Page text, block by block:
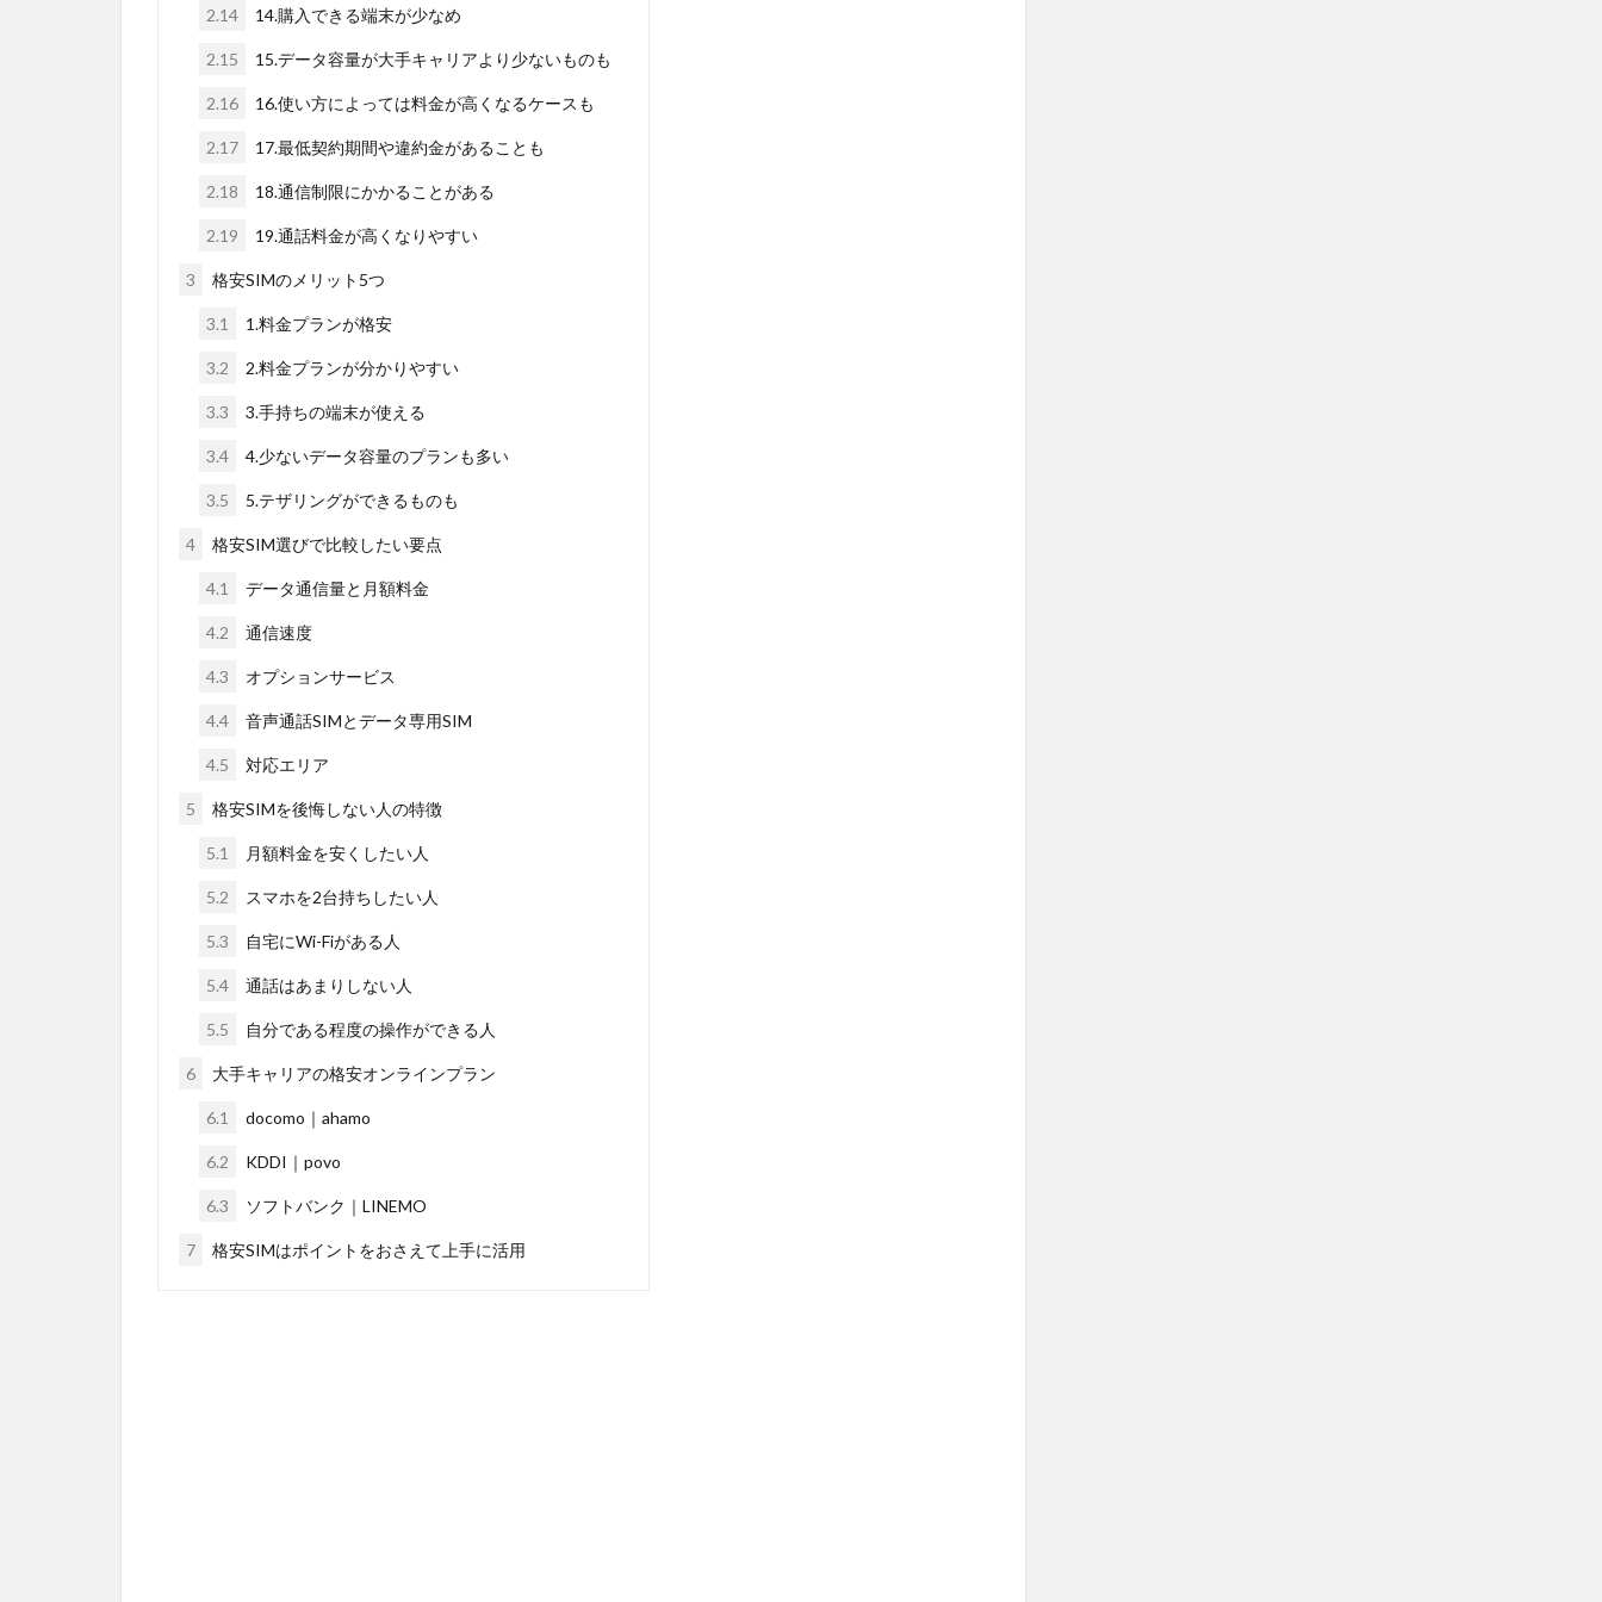
2.14 14.購入できる端末が少なめ
2.15 15.データ容量が大手キャリアより少ないものも
2.16 16.使い方によっては料金が高くなるケースも
2.17 17.最低契約期間や違約金があることも
2.18 18.通信制限にかかることがある
2.19 19.通話料金が高くなりやすい
3 格安SIMのメリット5つ
3.1 1.料金プランが格安
3.2 2.料金プランが分かりやすい
3.3 3.手持ちの端末が使える
3.4 4.少ないデータ容量のプランも多い
3.5 5.テザリングができるものも
4 格安SIM選びで比較したい要点
4.1 データ通信量と月額料金
4.2 通信速度
4.3 オプションサービス
4.4 音声通話SIMとデータ専用SIM
4.5 対応エリア
5 格安SIMを後悔しない人の特徴
5.1 月額料金を安くしたい人
5.2 スマホを2台持ちしたい人
5.3 自宅にWi-Fiがある人
5.4 通話はあまりしない人
5.5 自分である程度の操作ができる人
6 大手キャリアの格安オンラインプラン
6.1 docomo｜ahamo
6.2 KDDI｜povo
6.3 ソフトバンク｜LINEMO
7 格安SIMはポイントをおさえて上手に活用